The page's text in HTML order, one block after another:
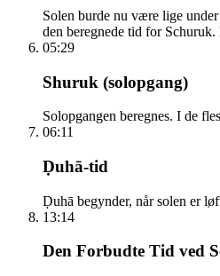
Solen burde nu være lige
den beregnede tid for
05:29
Shuruk (solopgang)
Solopgangen beregnes. I de
06:11
Ḍuhā-tid
Ḍuhā begynder, når solen er
13:14
Den Forbudte Tid ved